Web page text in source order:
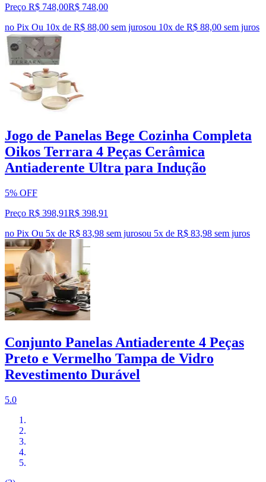
Preço R$ 748,00R$ 748,00
no Pix Ou 10x de R$ 88,00 sem jurosou 10x de R$ 88,00 sem juros
Jogo de Panelas Bege Cozinha Completa
Oikos Terrara 4 Peças Cerâmica
Antiaderente Ultra para Indução
5% OFF
Preço R$ 398,91R$ 398,91
no Pix Ou 5x de R$ 83,98 sem jurosou 5x de R$ 83,98 sem juros
Conjunto Panelas Antiaderente 4 Peças
Preto e Vermelho Tampa de Vidro
Revestimento Durável
5.0